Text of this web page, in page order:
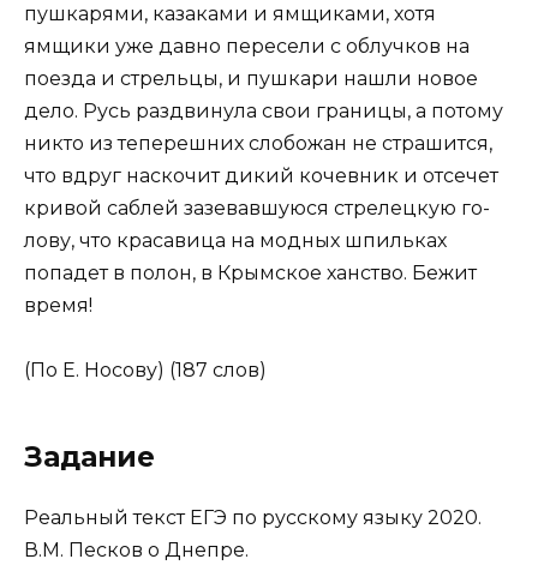
пушкарями, казаками и ямщиками, хотя
ямщики уже давно пересели с облучков на
поезда и стрельцы, и пушкари нашли новое
дело. Русь раздвинула свои границы, а потому
никто из теперешних слобожан не страшится,
что вдруг наскочит ди­кий кочевник и отсечет
кривой саблей зазевавшуюся стрелецкую го­
лову, что красавица на модных шпильках
попадет в полон, в Крым­ское ханство. Бежит
время!
(По Е. Носову) (187 слов)
Задание
Реальный текст ЕГЭ по русскому языку 2020.
В.М. Песков о Днепре.